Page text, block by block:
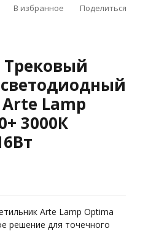
В избранное Поделиться
Трековый
Lamp
3000К
Arte Lamp Optima
решение для точечного